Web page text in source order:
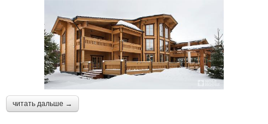
читать дальше →